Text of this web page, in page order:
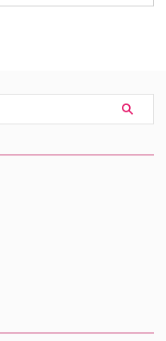
「ヨコハマ恐竜展2026」内にて
いやアフレコ裏話をたっぷりと語
った熱気あふれるイベントの模様
ラノサウルスの前で恐竜トーク